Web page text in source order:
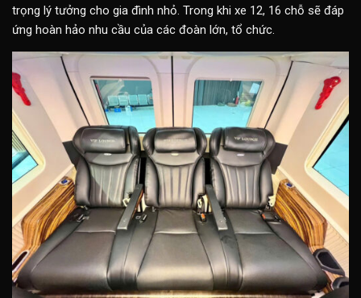
trọng lý tưởng cho gia đình nhỏ. Trong khi xe 12, 16 chỗ sẽ đáp
ứng hoàn hảo nhu cầu của các đoàn lớn, tổ chức.